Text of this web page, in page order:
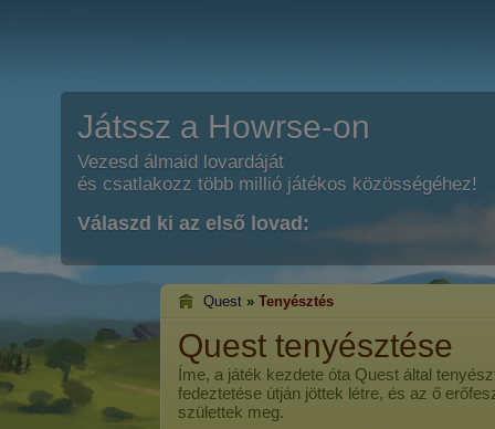
Játssz a Howrse-on
Vezesd álmaid lovardáját
és csatlakozz több millió játékos közösségéhez!
Válaszd ki az első lovad:
Quest » Tenyésztés
Quest tenyésztése
Íme, a játék kezdete óta Quest által
fedeztetése útján jöttek létre, és az ő
születtek meg.